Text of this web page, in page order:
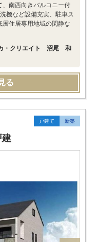
、南西向きバルコニー付
機など設備充実、駐車ス
住居専用地域の閑静な
・クリエイト 沼尾 和
る
戸建て 新築
建